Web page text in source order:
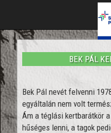
BEK PÁL
Bek Pál nevét felvenni
egyáltalán nem volt
Ám a téglási kertbarátkör
hűséges lenni, a tagok